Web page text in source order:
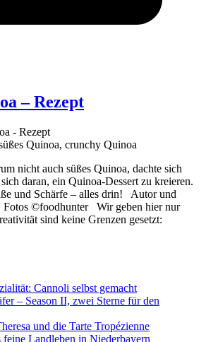
– Rezept
Quinoa, crunchy Quinoa
nicht auch süßes Quinoa, dachte sich
daran, ein Quinoa-Dessert zu kreieren.
und Schärfe – alles drin! Autor und
Fotos ©foodhunter Wir geben hier nur
sind keine Grenzen gesetzt:
Cannoli selbst gemacht
– Season II, zwei Sterne für den
und die Tarte Tropézienne
feine Landleben in Niederbayern